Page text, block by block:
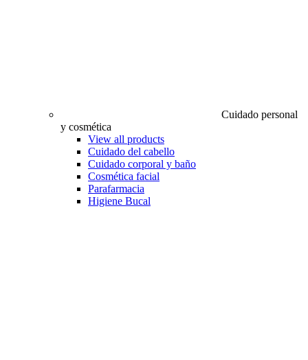
Cuidado personal
y cosmética
View all products
Cuidado del cabello
Cuidado corporal y baño
Cosmética facial
Parafarmacia
Higiene Bucal